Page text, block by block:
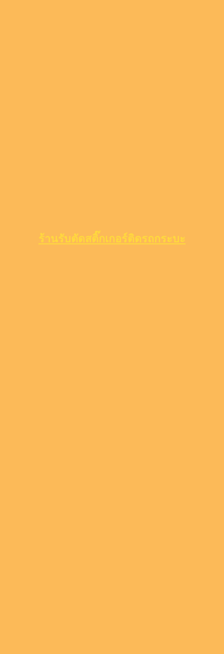
ร้านรับตัดสติ๊กเกอร์ติดรถกระบะ